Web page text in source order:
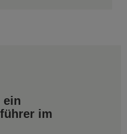
ein
im